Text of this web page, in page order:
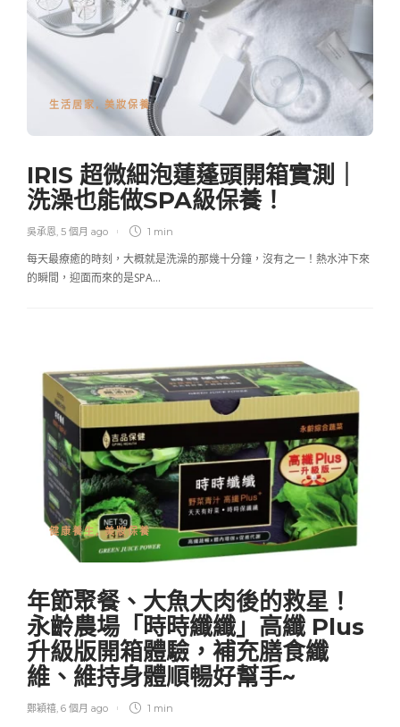
生活居家 , 美妝保養
IRIS 超微細泡蓮蓬頭開箱實測｜
洗澡也能做SPA級保養！
吳承恩, 5 個月 ago 1 min
每天最療癒的時刻，大概就是洗澡的那幾十分鐘，沒有之一！熱水沖下來
的瞬間，迎面而來的是SPA…
健康養生,美妝保養
年節聚餐、大魚大肉後的救星！
永齡農場「時時纖纖」高纖 Plus
升級版開箱體驗，補充膳食纖
維、維持身體順暢好幫手~
鄭穎禧, 6 個月 ago 1 min